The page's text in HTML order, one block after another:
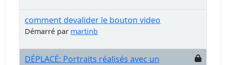
comment devalider le bouton video
Démarré par martinb
DÉPLACÉ: Portraits réalisés avec un